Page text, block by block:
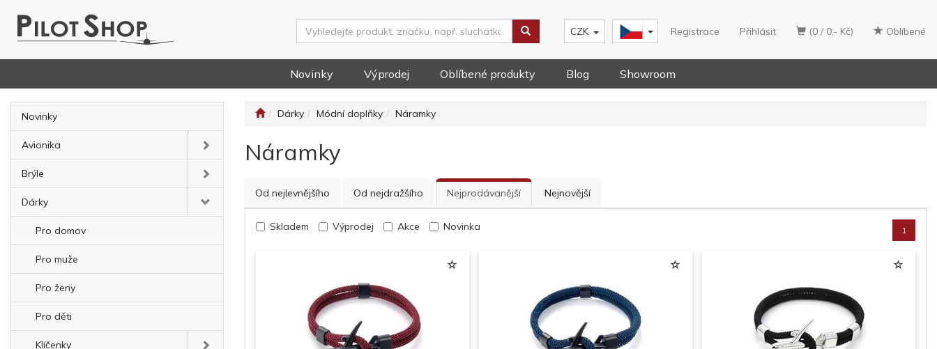
(0 / 0,- Kč) Oblíbené
Registrace Přihlásit
CZK
Novinky Výprodej Oblíbené produkty Blog Showroom
Novinky
Avionika
Brýle
Dárky
Pro domov
Pro muže
Pro ženy
Pro děti
Klíčenky
Dárky Módní doplňky Náramky
Náramky
Od nejlevnějšího Od nejdražšího Nejprodávanější Nejnovější
Skladem Výprodej Akce Novinka 1